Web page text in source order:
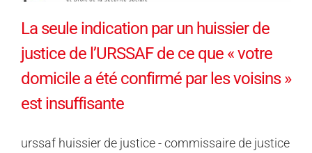
La seule indication par un huissier de
justice de l’URSSAF de ce que « votre
domicile a été confirmé par les voisins »
est insuffisante
urssaf huissier de justice - commissaire de justice